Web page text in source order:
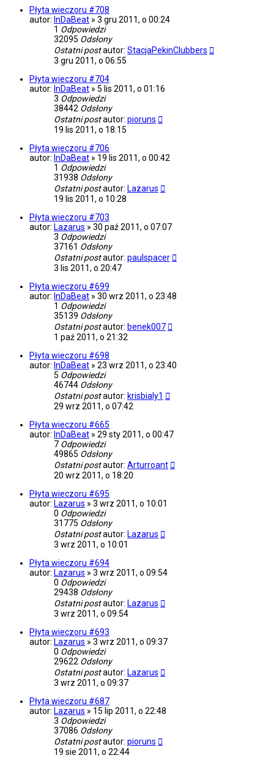
Płyta wieczoru #708
autor: InDaBeat » 3 gru 2011, o 00:24
1 Odpowiedzi
32095 Odsłony
Ostatni postautor: StacjaPekinClubbers
3 gru 2011, o 06:55
Płyta wieczoru #704
autor: InDaBeat » 5 lis 2011, o 01:16
3 Odpowiedzi
38442 Odsłony
Ostatni postautor: pioruns
19 lis 2011, o 18:15
Płyta wieczoru #706
autor: InDaBeat » 19 lis 2011, o 00:42
1 Odpowiedzi
31938 Odsłony
Ostatni postautor: Lazarus
19 lis 2011, o 10:28
Płyta wieczoru #703
autor: Lazarus » 30 paź 2011, o 07:07
3 Odpowiedzi
37161 Odsłony
Ostatni postautor: paulspacer
3 lis 2011, o 20:47
Płyta wieczoru #699
autor: InDaBeat » 30 wrz 2011, o 23:48
1 Odpowiedzi
35139 Odsłony
Ostatni postautor: benek007
1 paź 2011, o 21:32
Płyta wieczoru #698
autor: InDaBeat » 23 wrz 2011, o 23:40
5 Odpowiedzi
46744 Odsłony
Ostatni postautor: krisbialy1
29 wrz 2011, o 07:42
Płyta wieczoru #665
autor: InDaBeat » 29 sty 2011, o 00:47
7 Odpowiedzi
49865 Odsłony
Ostatni postautor: Arturroant
20 wrz 2011, o 18:20
Płyta wieczoru #695
autor: Lazarus » 3 wrz 2011, o 10:01
0 Odpowiedzi
31775 Odsłony
Ostatni postautor: Lazarus
3 wrz 2011, o 10:01
Płyta wieczoru #694
autor: Lazarus » 3 wrz 2011, o 09:54
0 Odpowiedzi
29438 Odsłony
Ostatni postautor: Lazarus
3 wrz 2011, o 09:54
Płyta wieczoru #693
autor: Lazarus » 3 wrz 2011, o 09:37
0 Odpowiedzi
29622 Odsłony
Ostatni postautor: Lazarus
3 wrz 2011, o 09:37
Płyta wieczoru #687
autor: Lazarus » 15 lip 2011, o 22:48
3 Odpowiedzi
37086 Odsłony
Ostatni postautor: pioruns
19 sie 2011, o 22:44